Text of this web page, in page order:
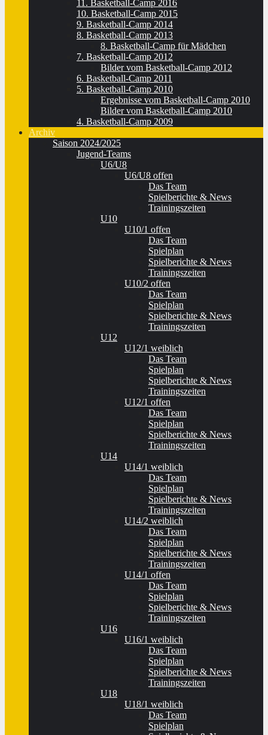
11. Basketball-Camp 2016
10. Basketball-Camp 2015
9. Basketball-Camp 2014
8. Basketball-Camp 2013
8. Basketball-Camp für Mädchen
7. Basketball-Camp 2012
Bilder vom Basketball-Camp 2012
6. Basketball-Camp 2011
5. Basketball-Camp 2010
Ergebnisse vom Basketball-Camp 2010
Bilder vom Basketball-Camp 2010
4. Basketball-Camp 2009
Archiv
Saison 2024/2025
Jugend-Teams
U6/U8
U6/U8 offen
Das Team
Spielberichte & News
Trainingszeiten
U10
U10/1 offen
Das Team
Spielplan
Spielberichte & News
Trainingszeiten
U10/2 offen
Das Team
Spielplan
Spielberichte & News
Trainingszeiten
U12
U12/1 weiblich
Das Team
Spielplan
Spielberichte & News
Trainingszeiten
U12/1 offen
Das Team
Spielplan
Spielberichte & News
Trainingszeiten
U14
U14/1 weiblich
Das Team
Spielplan
Spielberichte & News
Trainingszeiten
U14/2 weiblich
Das Team
Spielplan
Spielberichte & News
Trainingszeiten
U14/1 offen
Das Team
Spielplan
Spielberichte & News
Trainingszeiten
U16
U16/1 weiblich
Das Team
Spielplan
Spielberichte & News
Trainingszeiten
U18
U18/1 weiblich
Das Team
Spielplan